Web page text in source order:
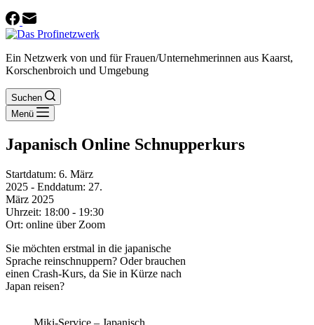
Ein Netzwerk von und für Frauen/Unternehmerinnen aus Kaarst,
Korschenbroich und Umgebung
Suchen
Menü
Japanisch Online Schnupperkurs
Startdatum: 6. März
2025 - Enddatum: 27.
März 2025
Uhrzeit: 18:00 - 19:30
Ort: online über Zoom
Sie möchten erstmal in die japanische
Sprache reinschnuppern? Oder brauchen
einen Crash-Kurs, da Sie in Kürze nach
Japan reisen?
Miki-Service – Japanisch